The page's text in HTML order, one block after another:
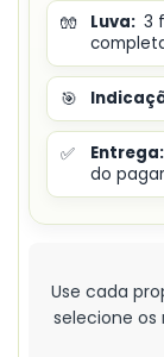
🧤 Luva: 3
🎯
✅ Entrega:
do
Use cada
selecione